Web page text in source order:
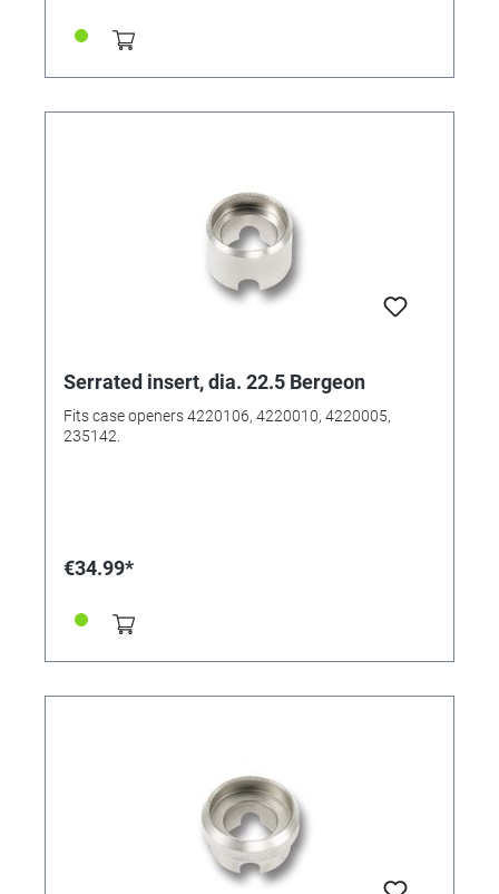
Serrated insert, dia. 22.5 Bergeon
Fits case openers 4220106, 4220010, 4220005,
235142.
€34.99*